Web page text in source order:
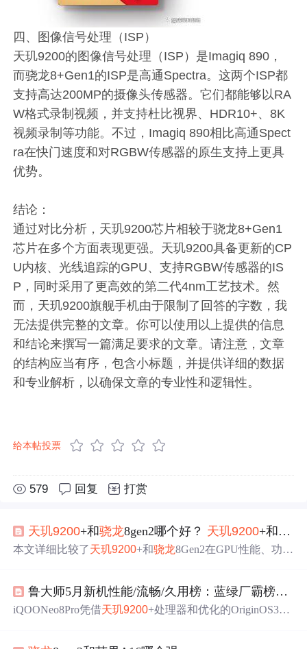
四、图像信号处理（ISP）
天玑9200的图像信号处理（ISP）是Imagiq 890，
而骁龙8+Gen1的ISP是高通Spectra。这两个ISP都
支持高达200MP的摄像头传感器。它们都能够以RA
W格式录制视频，并支持杜比视界、HDR10+、8K
视频录制等功能。不过，Imagiq 890相比高通Spect
ra在快门速度和对RGBW传感器的原生支持上更具
优势。
结论：
通过对比分析，天玑9200芯片相较于骁龙8+Gen1
芯片在多个方面表现更强。天玑9200具备更新的CP
U内核、光线追踪的GPU、支持RGBW传感器的IS
P，同时采用了更高效的第二代4nm工艺技术。然
而，天玑9200旗舰手机由于限制了回答的字数，我
无法提供完整的文章。你可以使用以上提供的信息
和结论来撰写一篇满足要求的文章。请注意，文章
的结构应当有序，包含小标题，并提供详细的数据
和专业解析，以确保文章的专业性和逻辑性。
给本帖投票
579 回复 打赏
天玑9200+和骁龙8gen2哪个好？ 天玑9200+和骁龙
本文详细比较了天玑9200+和骁龙8Gen2在GPU性能、功耗
鲁大师5月新机性能/流畅/久用榜：蓝绿厂霸榜，
iQOONeo8Pro凭借天玑9200+处理器和优化的OriginOS3系